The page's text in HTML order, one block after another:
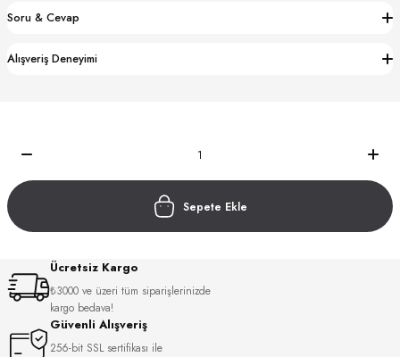
Soru & Cevap
Alışveriş Deneyimi
Sepete Ekle
Ücretsiz Kargo
₺3000 ve üzeri tüm siparişlerinizde
kargo bedava!
Güvenli Alışveriş
256-bit SSL sertifikası ile